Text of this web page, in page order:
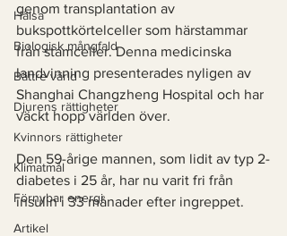
Hälsa
Biologisk mångfald
Bättre värld
Djurens rättigheter
Kvinnors rättigheter
Klimatmål
Förnybar energi
Artikel
genom transplantation av
bukspottkörtelceller som härstammar
från stamceller. Denna medicinska
landvinning presenterades nyligen av
Shanghai Changzheng Hospital och har
väckt hopp världen över.
Den 59-årige mannen, som lidit av typ 2-
diabetes i 25 år, har nu varit fri från
insulin i 33 månader efter ingreppet.